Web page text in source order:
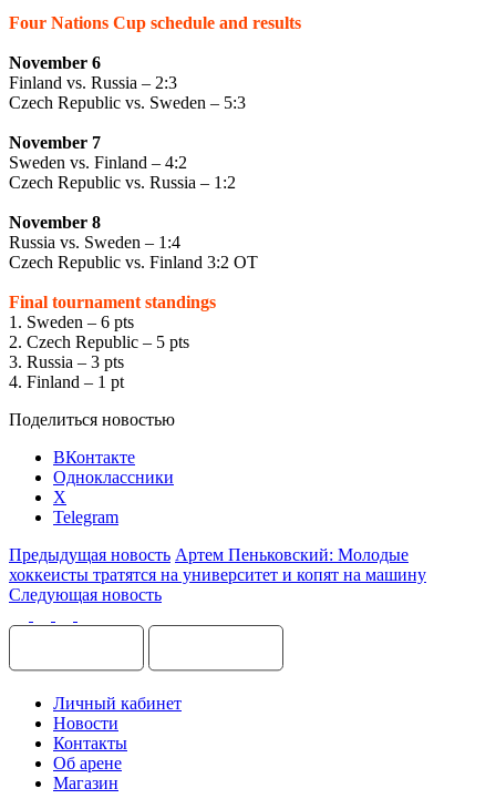
Four Nations Cup schedule and results
November 6
Finland vs. Russia – 2:3
Czech Republic vs. Sweden – 5:3
November 7
Sweden vs. Finland – 4:2
Czech Republic vs. Russia – 1:2
November 8
Russia vs. Sweden – 1:4
Czech Republic vs. Finland 3:2 OT
Final tournament standings
1. Sweden – 6 pts
2. Czech Republic – 5 pts
3. Russia – 3 pts
4. Finland – 1 pt
Поделиться новостью
ВКонтакте
Одноклассники
X
Telegram
Предыдущая новость Артем Пеньковский: Молодые
хоккеисты тратятся на университет и копят на машину
Следующая новость
Личный кабинет
Новости
Контакты
Об арене
Магазин